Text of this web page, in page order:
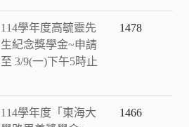
114學年度高毓靈先
生紀念獎學金~申請
至 3/9(一)下午5時止
1478
114學年度「東海大
1466